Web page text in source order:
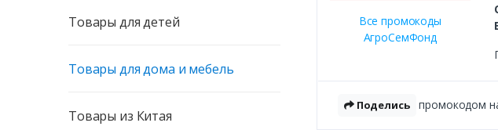
Товары для детей
Товары для дома и мебель
Товары из Китая
Все промокоды
АгроСемФонд
Поделись промокодом